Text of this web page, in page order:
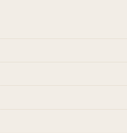
نوجوانان نوشته شده است. جان ام دان
عربی که معنای چند لایه معنوی دارند،
حقایق بود.